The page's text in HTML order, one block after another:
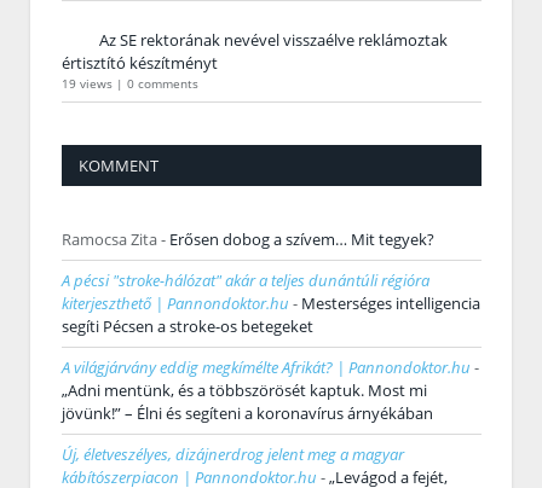
Az SE rektorának nevével visszaélve reklámoztak
értisztító készítményt
19 views | 0 comments
KOMMENT
Ramocsa Zita- Erősen dobog a szívem… Mit tegyek?
A pécsi "stroke-hálózat" akár a teljes dunántúli régióra
kiterjeszthető | Pannondoktor.hu - Mesterséges intelligencia
segíti Pécsen a stroke-os betegeket
A világjárvány eddig megkímélte Afrikát? | Pannondoktor.hu -
„Adni mentünk, és a többszörösét kaptuk. Most mi
jövünk!” – Élni és segíteni a koronavírus árnyékában
Új, életveszélyes, dizájnerdrog jelent meg a magyar
kábítószerpiacon | Pannondoktor.hu -„Levágod a fejét,